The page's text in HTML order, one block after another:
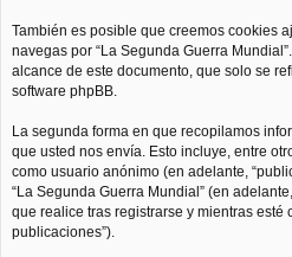
También es posible que creemos cookies
navegas por “La Segunda Guerra
alcance de este documento, que solo se
software phpBB.
La segunda forma en que recopilamos
que usted nos envía. Esto incluye, entre
como usuario anónimo (en adelante,
“La Segunda Guerra Mundial” (en
que realice tras registrarse y mientras esté
publicaciones”).